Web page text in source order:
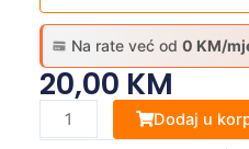
Na rate već od 0 KM/
20,00 KM
Samsung
Galaxy
Dodaj u